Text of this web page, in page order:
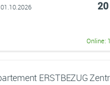
01.10.2026 20
Online: